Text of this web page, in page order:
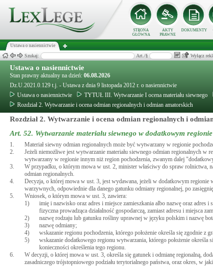
STRONA
GŁÓWNA
AKTY
PRAWNE
DOKUMENTY
Ustawa o nasiennictwie
Szukaj: Art./§ Wyłącz
Ustawa o nasiennictwie
Stan prawny aktualny na dzień: 06.08.2026
Dz.U.2021.0.129 t.j. - Ustawa z dnia 9 listopada 2012 r. o nasiennictwie
Ustawa o nasiennictwie
TYTUŁ III. Wytwarzanie I ocena materiału siewnego
Rozdział 2. Wytwarzanie i ocena odmian regionalnych i odmian amatorskich
Rozdział 2. Wytwarzanie i ocena odmian regionalnych i
Art. 52. Wytwarzanie materiału siewnego w dodatkowym
1.
Materiał siewny odmian regionalnych może być wytwarzany w regionie
2.
Jeżeli niemożliwe jest wytwarzanie materiału siewnego odmian regionalnych
wytwarzany w regionie innym niż region pochodzenia, zwanym dalej
3.
W przypadku, o którym mowa w ust. 2, minister właściwy do spraw rolnictwa,
odmian regionalnych.
4.
Decyzja, o której mowa w ust. 3, jest wydawana, jeżeli w dodatkowym regionie
warzywnych, odpowiednie dla danego gatunku odmiany regionalnej, po
5.
Wniosek, o którym mowa w ust. 3, zawiera:
1)
imię i nazwisko oraz adres i miejsce zamieszkania albo nazwę oraz adres
fizyczna prowadząca działalność gospodarczą, zamiast adresu i miejsca
2)
nazwę rodzaju lub gatunku rośliny uprawnej w języku polskim i nazwę
3)
nazwę odmiany;
4)
wskazanie regionu pochodzenia, którego położenie określa się zgodnie z
5)
wskazanie dodatkowego regionu wytwarzania, którego położenie określa
konieczności określenia tego regionu.
6.
W decyzji, o której mowa w ust. 3, określa się gatunek i odmianę regionalną,
zasadniczego trójstopniowego podziału terytorialnego państwa, oraz okres, w